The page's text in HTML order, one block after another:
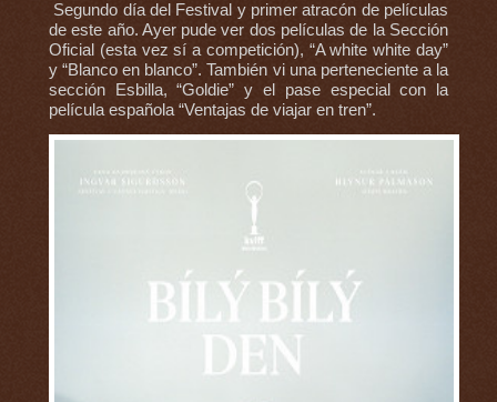
Segundo día del Festival y primer atracón de películas
de este año. Ayer pude ver dos películas de la Sección
Oficial (esta vez sí a competición), “A white white day”
y “Blanco en blanco”. También vi una perteneciente a la
sección Esbilla, “Goldie” y el pase especial con la
película española “Ventajas de viajar en tren”.